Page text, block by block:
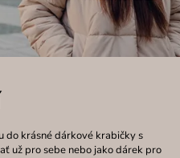
do krásné dárkové krabičky s
už pro sebe nebo jako dárek pro